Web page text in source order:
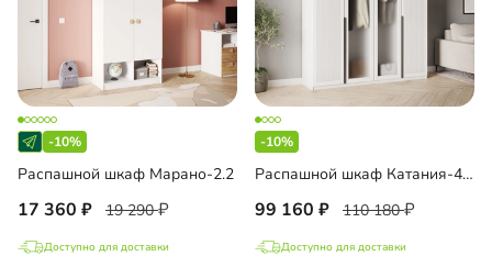
-10%
Распашной шкаф Марано-2.2
17 360 19 290
Доступно для доставки
-10%
Распашной шкаф Катания-4.2С Риббед
99 160 110 180
Доступно для доставки